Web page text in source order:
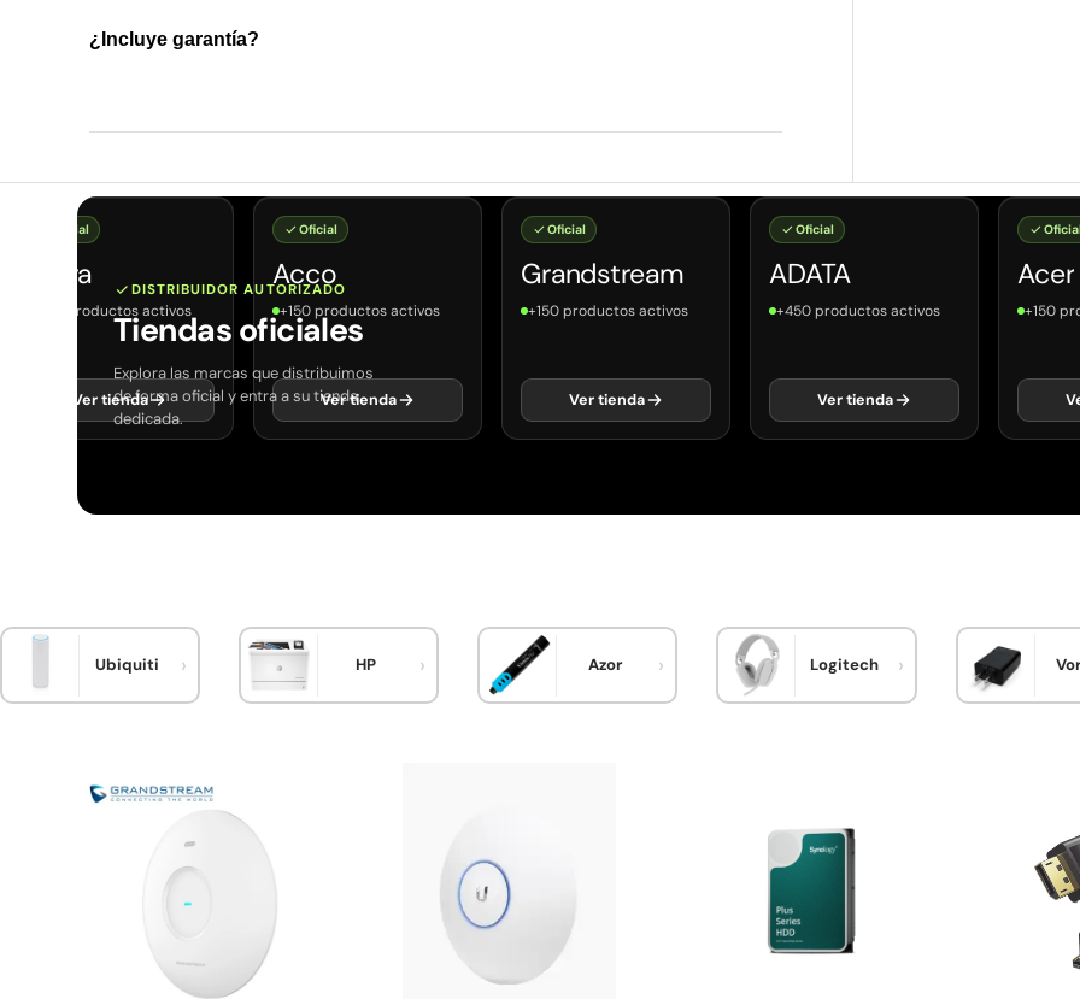
¿Incluye garantía?
DISTRIBUIDOR AUTORIZADO
Tiendas oficiales
Explora las marcas que distribuimos
de forma oficial y entra a su tienda
dedicada.
Oficial
Jabra
+150 productos activos
Ver tienda
Oficial
Acco
+150 productos activos
Ver tienda
Oficial
Grandstream
+150 productos activos
Ver tienda
Oficial
ADATA
+450 productos activos
Ver tienda
Acer
+150
Ubiquiti HP Azor Logitech